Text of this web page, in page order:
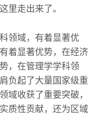
里走出来了。
领域，有着显著优
着显著优势，在经济
，在管理学学科领
负起了大量国家级重
域收获了重要突破，
质性贡献，还为区域